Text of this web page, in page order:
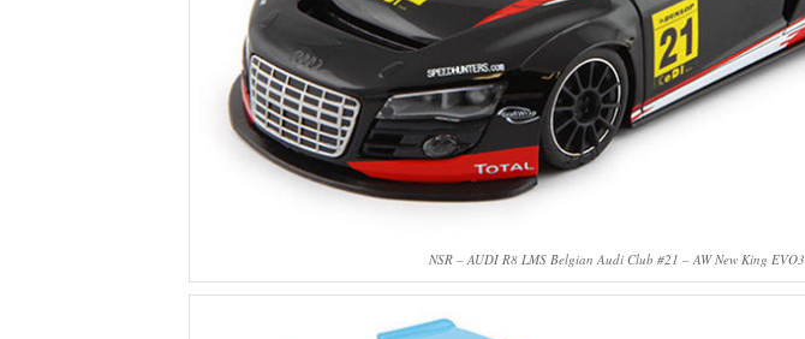
NSR – AUDI R8 LMS Belgian Audi Club #21 – AW New King EVO3